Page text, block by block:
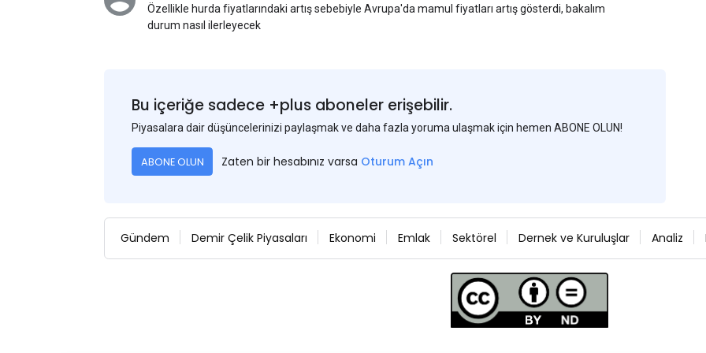
Özellikle hurda fiyatlarındaki artış sebebiyle Avrupa'da mamul fiyatları artış gösterdi, bakalım
durum nasıl ilerleyecek
Bu içeriğe sadece +plus aboneler erişebilir.
Piyasalara dair düşüncelerinizi paylaşmak ve daha fazla yoruma ulaşmak için hemen ABONE OLUN!
ABONE OLUN Zaten bir hesabınız varsa Oturum Açın
Gündem Demir Çelik Piyasaları Ekonomi Emlak Sektörel Dernek ve Kuruluşlar Analiz